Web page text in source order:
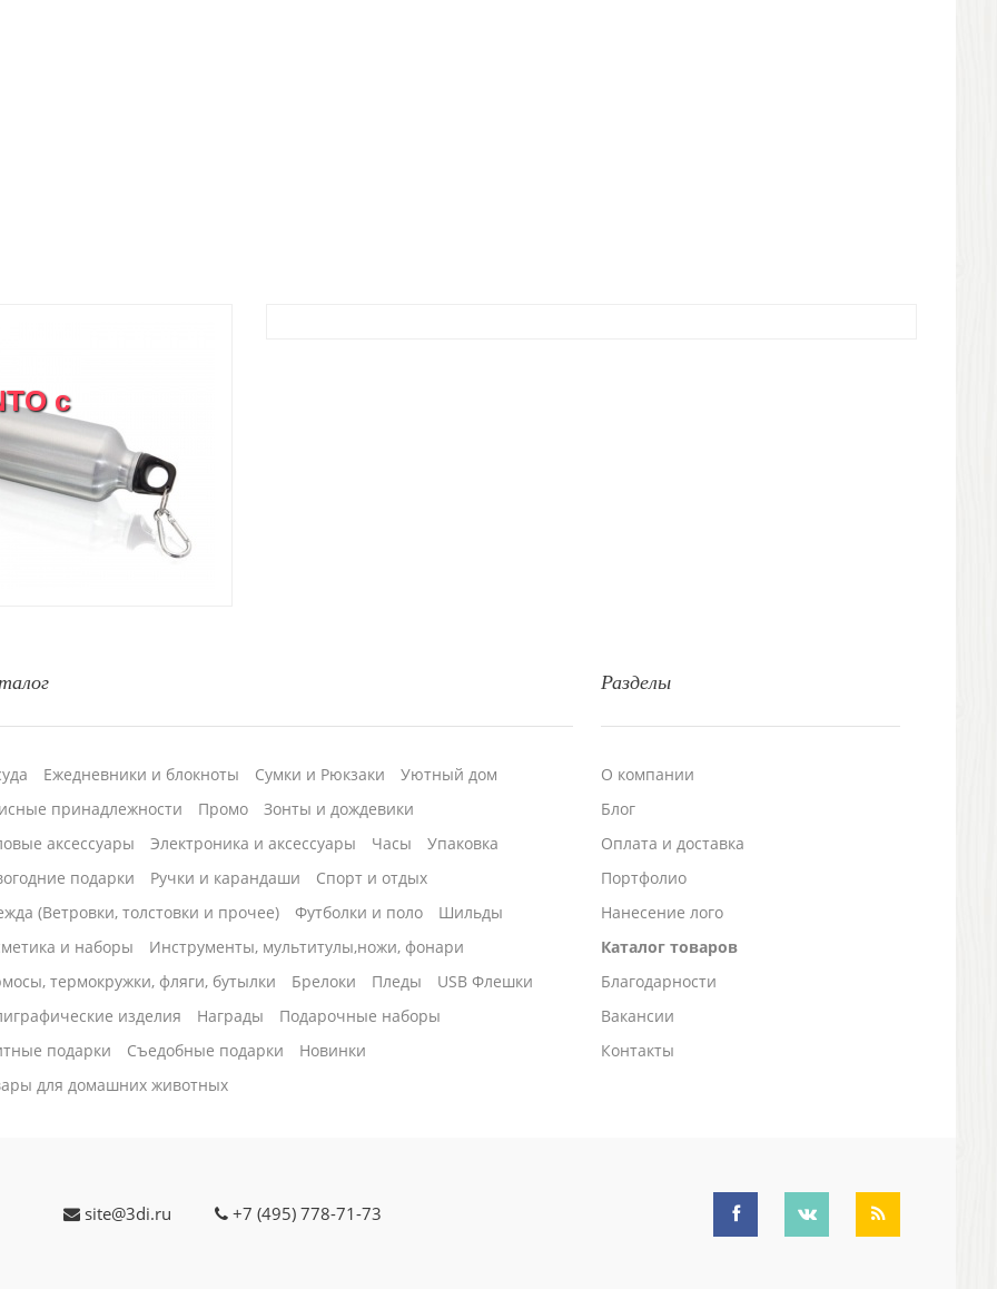
с
Разделы
О компании
Блог
Оплата и доставка
Портфолио
Нанесение лого
Каталог товаров
Благодарности
Вакансии
Контакты
Ежедневники и блокноты Сумки и Рюкзаки
Уютный дом
принадлежности
Промо
Зонты и дождевики
аксессуары
Электроника и аксессуары Часы
Упаковка
подарки
Ручки и карандаши
Спорт и отдых
(Ветровки, толстовки и прочее)
Футболки и поло
Шильды
и наборы
Инструменты, мультитулы,ножи, фонари
термокружки, фляги, бутылки
Брелоки Пледы
USB Флешки
изделия
Награды
Подарочные наборы
подарки
Cъедобные подарки
Новинки
для домашних животных
site@3di.ru +7 (495) 778-71-73